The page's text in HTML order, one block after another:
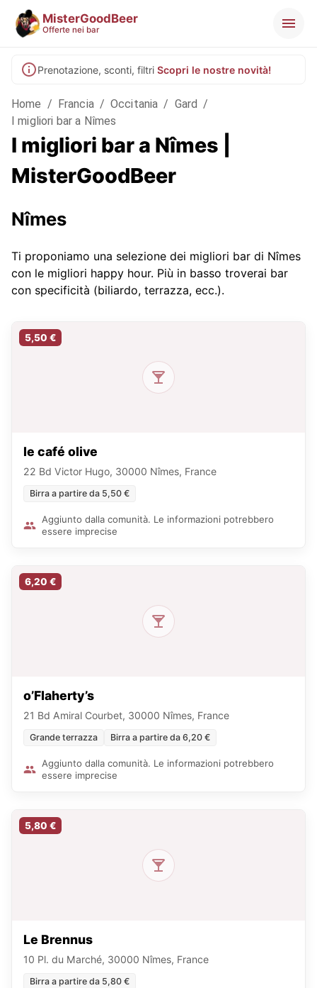
MisterGoodBeer
Offerte nei bar
Prenotazione, sconti, filtri Scopri le nostre novità!
Home / Francia / Occitania / Gard /
I migliori bar a Nîmes
I migliori bar a Nîmes |
MisterGoodBeer
Nîmes
Ti proponiamo una selezione dei migliori bar di Nîmes
con le migliori happy hour. Più in basso troverai bar
con specificità (biliardo, terrazza, ecc.).
5,50 €
le café olive
22 Bd Victor Hugo, 30000 Nîmes, France
Birra a partire da 5,50 €
Aggiunto dalla comunità. Le informazioni potrebbero
essere imprecise
6,20 €
o’Flaherty’s
21 Bd Amiral Courbet, 30000 Nîmes, France
Grande terrazza Birra a partire da 6,20 €
Aggiunto dalla comunità. Le informazioni potrebbero
essere imprecise
5,80 €
Le Brennus
10 Pl. du Marché, 30000 Nîmes, France
Birra a partire da 5,80 €